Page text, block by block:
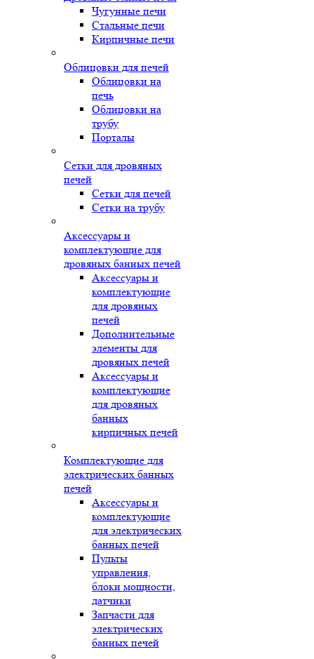
Чугунные печи
Стальные печи
Кирпичные печи
Облицовки для печей
Облицовки на
печь
Облицовки на
трубу
Порталы
Сетки для дровяных
печей
Сетки для печей
Сетки на трубу
Аксессуары и
комплектующие для
дровяных банных печей
Аксессуары и
комплектующие
для дровяных
печей
Дополнительные
элементы для
дровяных печей
Аксессуары и
комплектующие
для дровяных
банных
кирпичных печей
Комплектующие для
электрических банных
печей
Аксессуары и
комплектующие
для электрических
банных печей
Пульты
управления,
блоки мощности,
датчики
Запчасти для
электрических
банных печей